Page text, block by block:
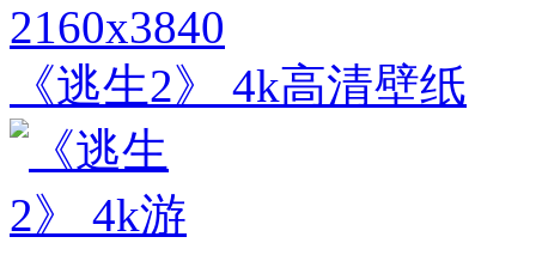
2160x3840
《逃生2》 4k高清壁纸